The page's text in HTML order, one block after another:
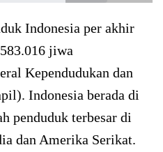
Indonesia per akhir
jiwa
Kependudukan dan
Indonesia berada di
penduduk terbesar di
dan Amerika Serikat.